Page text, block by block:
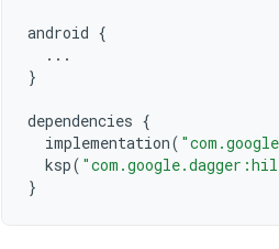
android {
...
}
dependencies {
implementation(
ksp(
}